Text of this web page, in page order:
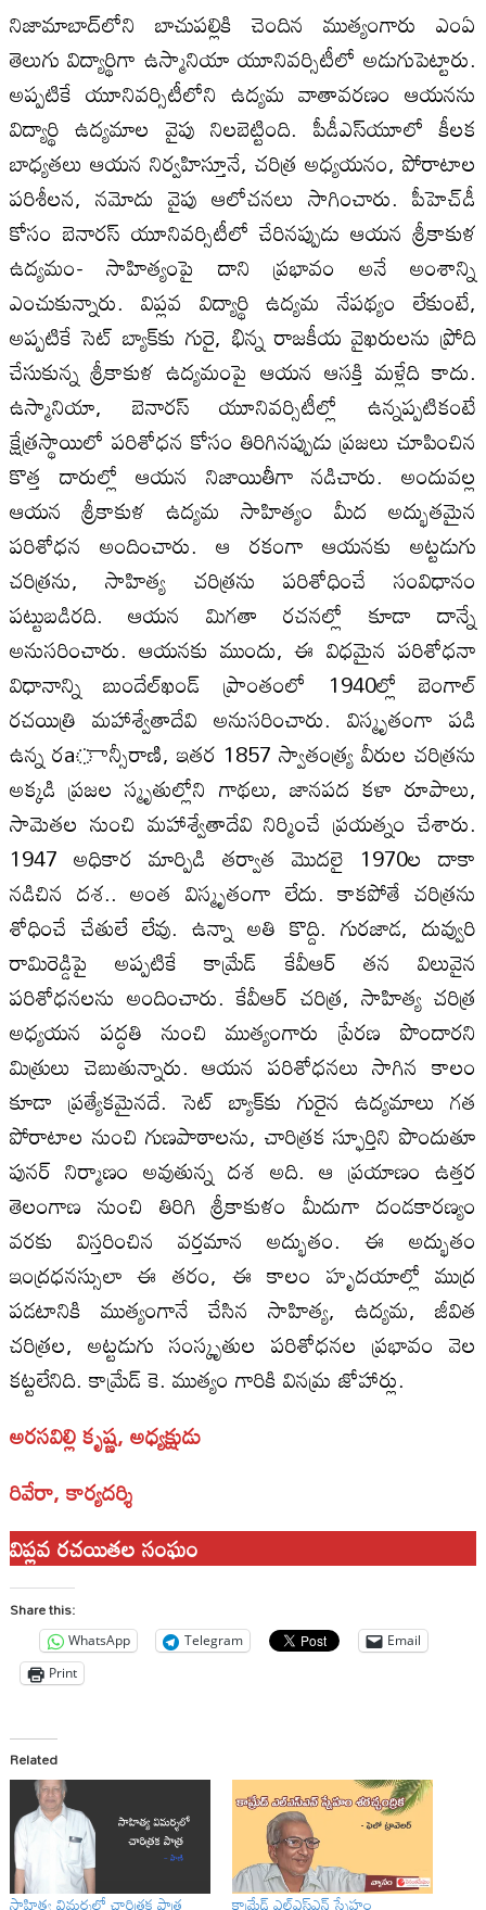
నిజామాబాద్‌లోని బాచుపల్లికి చెందిన ముత్యంగారు ఎంఏ
తెలుగు విద్యార్థిగా ఉస్మానియా యూనివర్సిటీలో అడుగుపెట్టారు.
అప్పటికే యూనివర్సిటీలోని ఉద్యమ వాతావరణం ఆయనను
విద్యార్థి ఉద్యమాల వైపు నిలబెట్టింది. పీడీఎస్‌యూలో కీలక
బాధ్యతలు ఆయన నిర్వహిస్తూనే, చరిత్ర అధ్యయనం, పోరాటాల
పరిశీలన, నమోదు వైపు ఆలోచనలు సాగించారు. పీహెచ్‌డీ
కోసం బెనారస్‌ యూనివర్సిటీలో చేరినప్పుడు ఆయన శ్రీకాకుళ
ఉద్యమం- సాహిత్యంపై దాని ప్రభావం అనే అంశాన్ని
ఎంచుకున్నారు. విప్లవ విద్యార్థి ఉద్యమ నేపథ్యం లేకుంటే,
అప్పటికే సెట్‌ బ్యాక్‌కు గురై, భిన్న రాజకీయ వైఖరులను ప్రోది
చేసుకున్న శ్రీకాకుళ ఉద్యమంపై ఆయన ఆసక్తి మళ్లేది కాదు.
ఉస్మానియా, బెనారస్‌ యూనివర్సిటీల్లో ఉన్నప్పటికంటే
క్షేత్రస్థాయిలో పరిశోధన కోసం తిరిగినప్పుడు ప్రజలు చూపించిన
కొత్త దారుల్లో ఆయన నిజాయితీగా నడిచారు. అందువల్ల
ఆయన శ్రీకాకుళ ఉద్యమ సాహిత్యం మీద అద్భుతమైన
పరిశోధన అందించారు. ఆ రకంగా ఆయనకు అట్టడుగు
చరిత్రను, సాహిత్య చరిత్రను పరిశోధించే సంవిధానం
పట్టుబడిరది. ఆయన మిగతా రచనల్లో కూడా దాన్నే
అనుసరించారు. ఆయనకు ముందు, ఈ విధమైన పరిశోధనా
విధానాన్ని బుందేల్‌ఖండ్‌ ప్రాంతంలో 1940ల్లో బెంగాల్‌
రచయిత్రి మహాశ్వేతాదేవి అనుసరించారు. విస్మృతంగా పడి
ఉన్న రaాన్సీరాణి, ఇతర 1857 స్వాతంత్య్ర వీరుల చరిత్రను
అక్కడి ప్రజల స్మృతుల్లోని గాథలు, జానపద కళా రూపాలు,
సామెతల నుంచి మహాశ్వేతాదేవి నిర్మించే ప్రయత్నం చేశారు.
1947 అధికార మార్పిడి తర్వాత మొదలై 1970ల దాకా
నడిచిన దశ.. అంత విస్మృతంగా లేదు. కాకపోతే చరిత్రను
శోధించే చేతులే లేవు. ఉన్నా అతి కొద్ది. గురజాడ, దువ్వురి
రామిరెడ్డిపై అప్పటికే కామ్రేడ్‌ కేవీఆర్‌ తన విలువైన
పరిశోధనలను అందించారు. కేవీఆర్‌ చరిత్ర, సాహిత్య చరిత్ర
అధ్యయన పద్ధతి నుంచి ముత్యంగారు ప్రేరణ పొందారని
మిత్రులు చెబుతున్నారు. ఆయన పరిశోధనలు సాగిన కాలం
కూడా ప్రత్యేకమైనదే. సెట్‌ బ్యాక్‌కు గురైన ఉద్యమాలు గత
పోరాటాల నుంచి గుణపాఠాలను, చారిత్రక స్ఫూర్తిని పొందుతూ
పునర్‌ నిర్మాణం అవుతున్న దశ అది. ఆ ప్రయాణం ఉత్తర
తెలంగాణ నుంచి తిరిగి శ్రీకాకుళం మీదుగా దండకారణ్యం
వరకు విస్తరించిన వర్తమాన అద్భుతం. ఈ అద్భుతం
ఇంద్రధనస్సులా ఈ తరం, ఈ కాలం హృదయాల్లో ముద్ర
పడటానికి ముత్యంగానే చేసిన సాహిత్య, ఉద్యమ, జీవిత
చరిత్రల, అట్టడుగు సంస్కృతుల పరిశోధనల ప్రభావం వెల
కట్టలేనిది. కామ్రేడ్‌ కె. ముత్యం గారికి వినమ్ర జోహార్లు.
అరసవిల్లి కృష్ణ, అధ్యక్షుడు
రివేరా, కార్యదర్శి
విప్లవ రచయితల సంఘం
Share this:
WhatsApp Telegram
Email
Print
Related